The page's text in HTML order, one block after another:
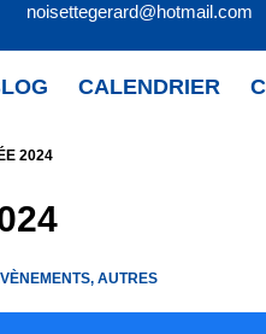
CALENDRIER
2024
, AUTRES